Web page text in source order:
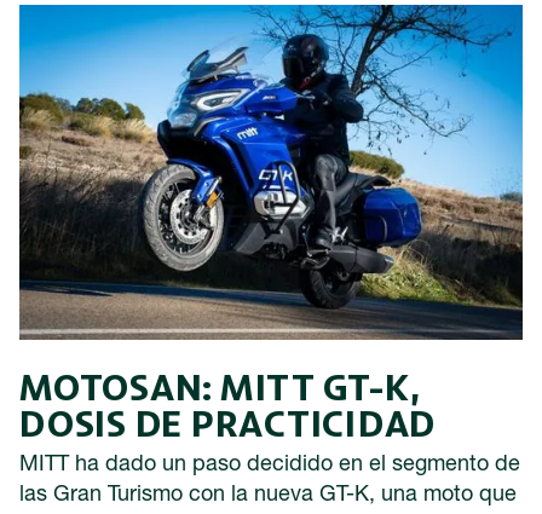
MOTOSAN: MITT GT-K,
DOSIS DE PRACTICIDAD
MITT ha dado un paso decidido en el segmento de
las Gran Turismo con la nueva GT-K, una moto que